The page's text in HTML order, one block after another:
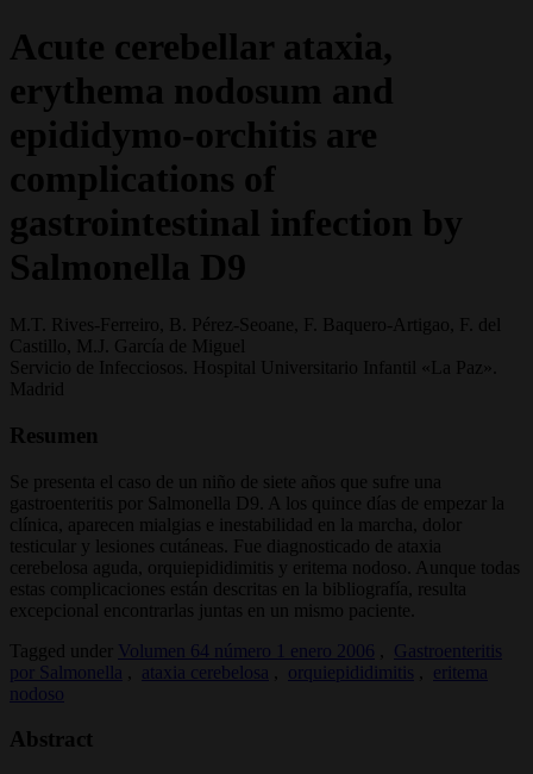
Acute cerebellar ataxia,
erythema nodosum and
epididymo-orchitis are
complications of
gastrointestinal infection by
Salmonella D9
M.T. Rives-Ferreiro, B. Pérez-Seoane, F. Baquero-Artigao, F. del
Castillo, M.J. García de Miguel
Servicio de Infecciosos. Hospital Universitario Infantil «La Paz».
Madrid
Resumen
Se presenta el caso de un niño de siete años que sufre una
gastroenteritis por Salmonella D9. A los quince días de empezar la
clínica, aparecen mialgias e inestabilidad en la marcha, dolor
testicular y lesiones cutáneas. Fue diagnosticado de ataxia
cerebelosa aguda, orquiepididimitis y eritema nodoso. Aunque todas
estas complicaciones están descritas en la bibliografía, resulta
excepcional encontrarlas juntas en un mismo paciente.
Tagged under
Volumen 64 número 1 enero 2006
Gastroenteritis
por Salmonella
ataxia cerebelosa orquiepididimitis
eritema
nodoso
Abstract